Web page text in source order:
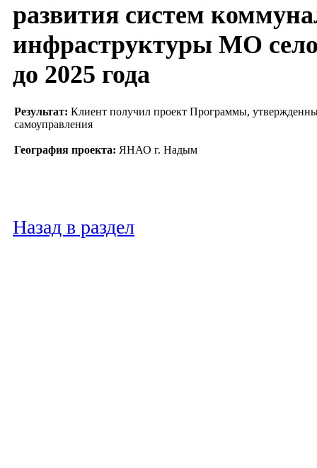
развития систем
инфраструктуры МО
до 2025 года
Результат: Клиент получил проект Программы,
самоуправления
География проекта: ЯНАО г. Надым
Назад в раздел